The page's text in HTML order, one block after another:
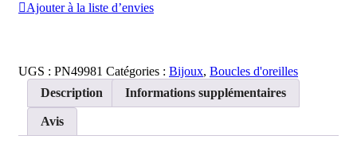
Boucle
Ajouter à la liste d’envies
UGS : PN49981 Catégories : Bijoux, Boucles d'oreilles
Description
Informations supplémentaires
Avis